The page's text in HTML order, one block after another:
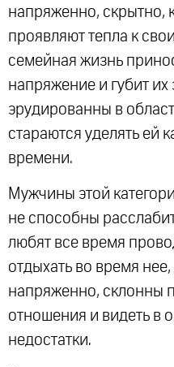
напряженно, скрытно,
проявляют тепла к
семейная жизнь
напряжение и губит
эрудированны в
стараются уделять ей
времени.
Мужчины этой
не способны
любят все время
отдыхать во время
напряженно, склонны
отношения и видеть в
недостатки.